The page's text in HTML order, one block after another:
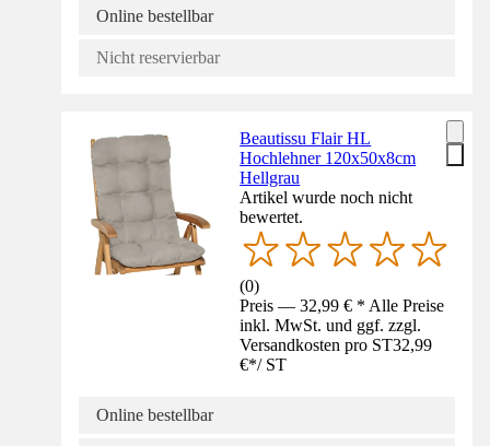
Online bestellbar
Nicht reservierbar
Beautissu Flair HL
Hochlehner 120x50x8cm
Hellgrau
Artikel wurde noch nicht
bewertet.
(0)
Preis — 32,99 € * Alle Preise
inkl. MwSt. und ggf. zzgl.
Versandkosten pro ST32,99
€*/ ST
Online bestellbar